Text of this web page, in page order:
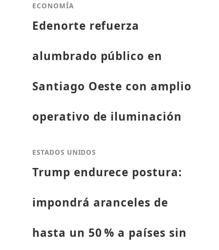
ECONOMÍA
Edenorte refuerza
alumbrado público en
Santiago Oeste con amplio
operativo de iluminación
ESTADOS UNIDOS
Trump endurece postura:
impondrá aranceles de
hasta un 50 % a países sin